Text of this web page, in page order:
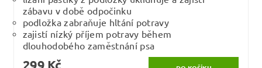
zábavu v době odpočinku
podložka zabraňuje hltání potravy
zajistí nízký příjem potravy během
dlouhodobého zaměstnání psa
299 Kč